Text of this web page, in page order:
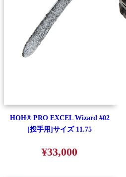
HOH® PRO EXCEL Wizard #02
[投手用]サイズ 11.75
¥33,000